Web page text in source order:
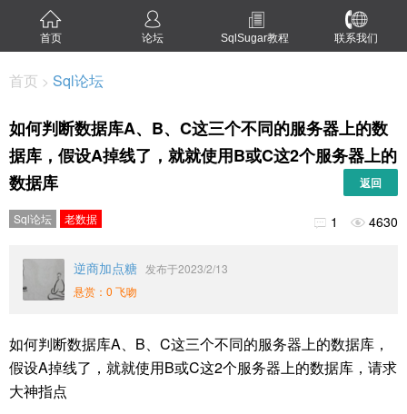
首页 论坛 SqlSugar教程 联系我们
首页 > Sql论坛
如何判断数据库A、B、C这三个不同的服务器上的数
据库，假设A掉线了，就就使用B或C这2个服务器上的
数据库
返回
Sql论坛 老数据  1  4630
逆商加点糖 发布于2023/2/13
悬赏：0 飞吻
如何判断数据库A、B、C这三个不同的服务器上的数据库，
假设A掉线了，就就使用B或C这2个服务器上的数据库，请求
大神指点